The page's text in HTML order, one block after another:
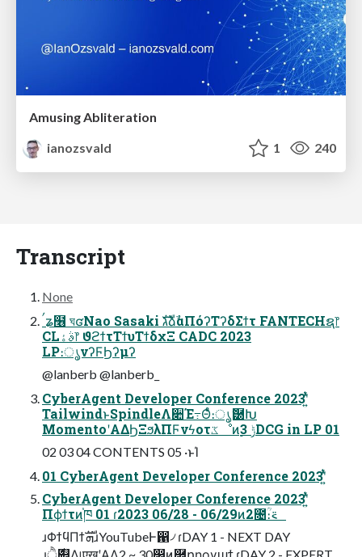
Amusing Abliteration
ianozsvald
1 240
Transcript
None
ࠤʑ໦ ঘʛNao Sasaki גࣜձࣾαΠόʔΤʔδΣϯτ FANTECHຊ෦
CLࣄۀ෦ ϑϩϯτΤϯυΤϯδχΞ CADC 2023
LP։ൃνʔϜϦʔμʔ
@lanberb @lanberb_
CyberAgent Developer Conference 2023ʹ͍ͭͯ
TailwindͱSpindleΛ૊Έ߹Θͤͨ։ൃޮ཰Խ
MomentoʹΑΔϦΞϧλΠϜνϟοτػೳͷ࣮ݱ 3DCG in LP 01
02 03 04 CONTENTS 05 ·ͱΊ
01 CyberAgent Developer Conference 2023ʹ͍ͭͯ
CyberAgent Developer Conference 2023ʹ͍ͭͯ
ɹΦϯϥΠϯܗࣜɹYouTubeͰ഑৴ ɾDAY 1 - NEXT DAY
ɹ࣍ੈ୅Λ୲͏एखʹΑΔ2 ~ 30෼ͷ࿥ըηογϣϯ ɾDAY 2 - EXPERT